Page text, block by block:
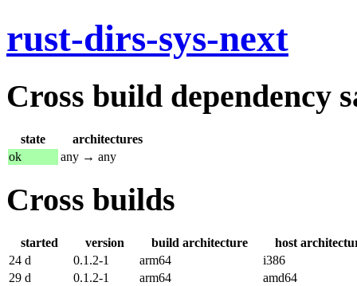
rust-dirs-sys-next
Cross build dependency
state
architectures
ok
any → any
Cross builds
started version build architecture
host
24 d
0.1.2-1 arm64
i386
29 d
0.1.2-1 arm64
amd64